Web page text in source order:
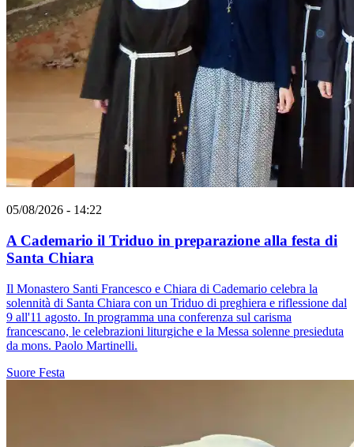
05/08/2026 - 14:22
A Cademario il Triduo in preparazione alla festa di
Santa Chiara
Il Monastero Santi Francesco e Chiara di Cademario celebra la
solennità di Santa Chiara con un Triduo di preghiera e riflessione dal
9 all'11 agosto. In programma una conferenza sul carisma
francescano, le celebrazioni liturgiche e la Messa solenne presieduta
da mons. Paolo Martinelli.
Suore Festa